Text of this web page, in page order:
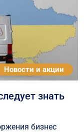
Новости и акции
знать
бизнес